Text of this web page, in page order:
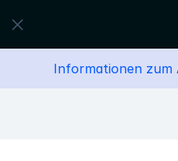
Informationen zum